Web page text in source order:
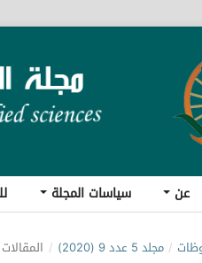
عن سياسات المجلة
/ مجلد 5 عدد 9 (2020) / المقالات